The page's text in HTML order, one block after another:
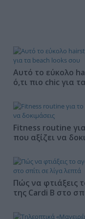
Αυτό το εύκολο
ό,τι πιο chic για
Fitness routine
που αξίζει να
Πώς να φτιάξεις
της Cardi B στο